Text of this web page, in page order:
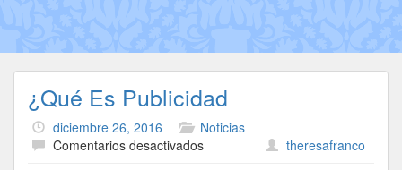
¿Qué Es Publicidad
diciembre 26, 2016
Noticias
Comentarios desactivadosen
theresafranco